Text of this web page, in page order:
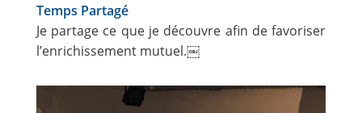
Temps Partagé
Je partage ce que je découvre afin de favoriser
l’enrichissement mutuel.￼